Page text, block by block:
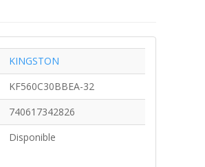
KINGSTON
KF560C30BBEA-32
740617342826
Disponible